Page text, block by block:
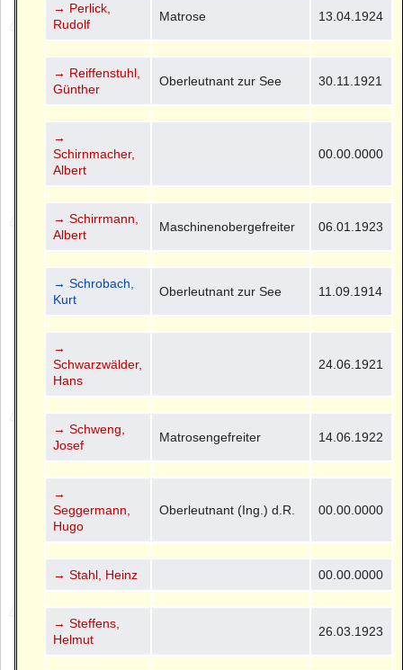
→ Perlick,
Rudolf
Matrose 13.04.1924
→ Reiffenstuhl,
Günther
Oberleutnant zur See 30.11.1921
→
Schirnmacher,
Albert
00.00.0000
→ Schirrmann,
Albert
Maschinenobergefreiter 06.01.1923
→ Schrobach,
Kurt
Oberleutnant zur See 11.09.1914
→
Schwarzwälder,
Hans
24.06.1921
→ Schweng,
Josef
Matrosengefreiter 14.06.1922
→
Seggermann,
Hugo
Oberleutnant (Ing.) d.R. 00.00.0000
→ Stahl, Heinz 00.00.0000
→ Steffens,
Helmut
26.03.1923